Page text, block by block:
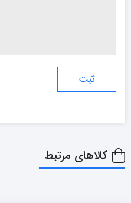
کالاهای مرتبط